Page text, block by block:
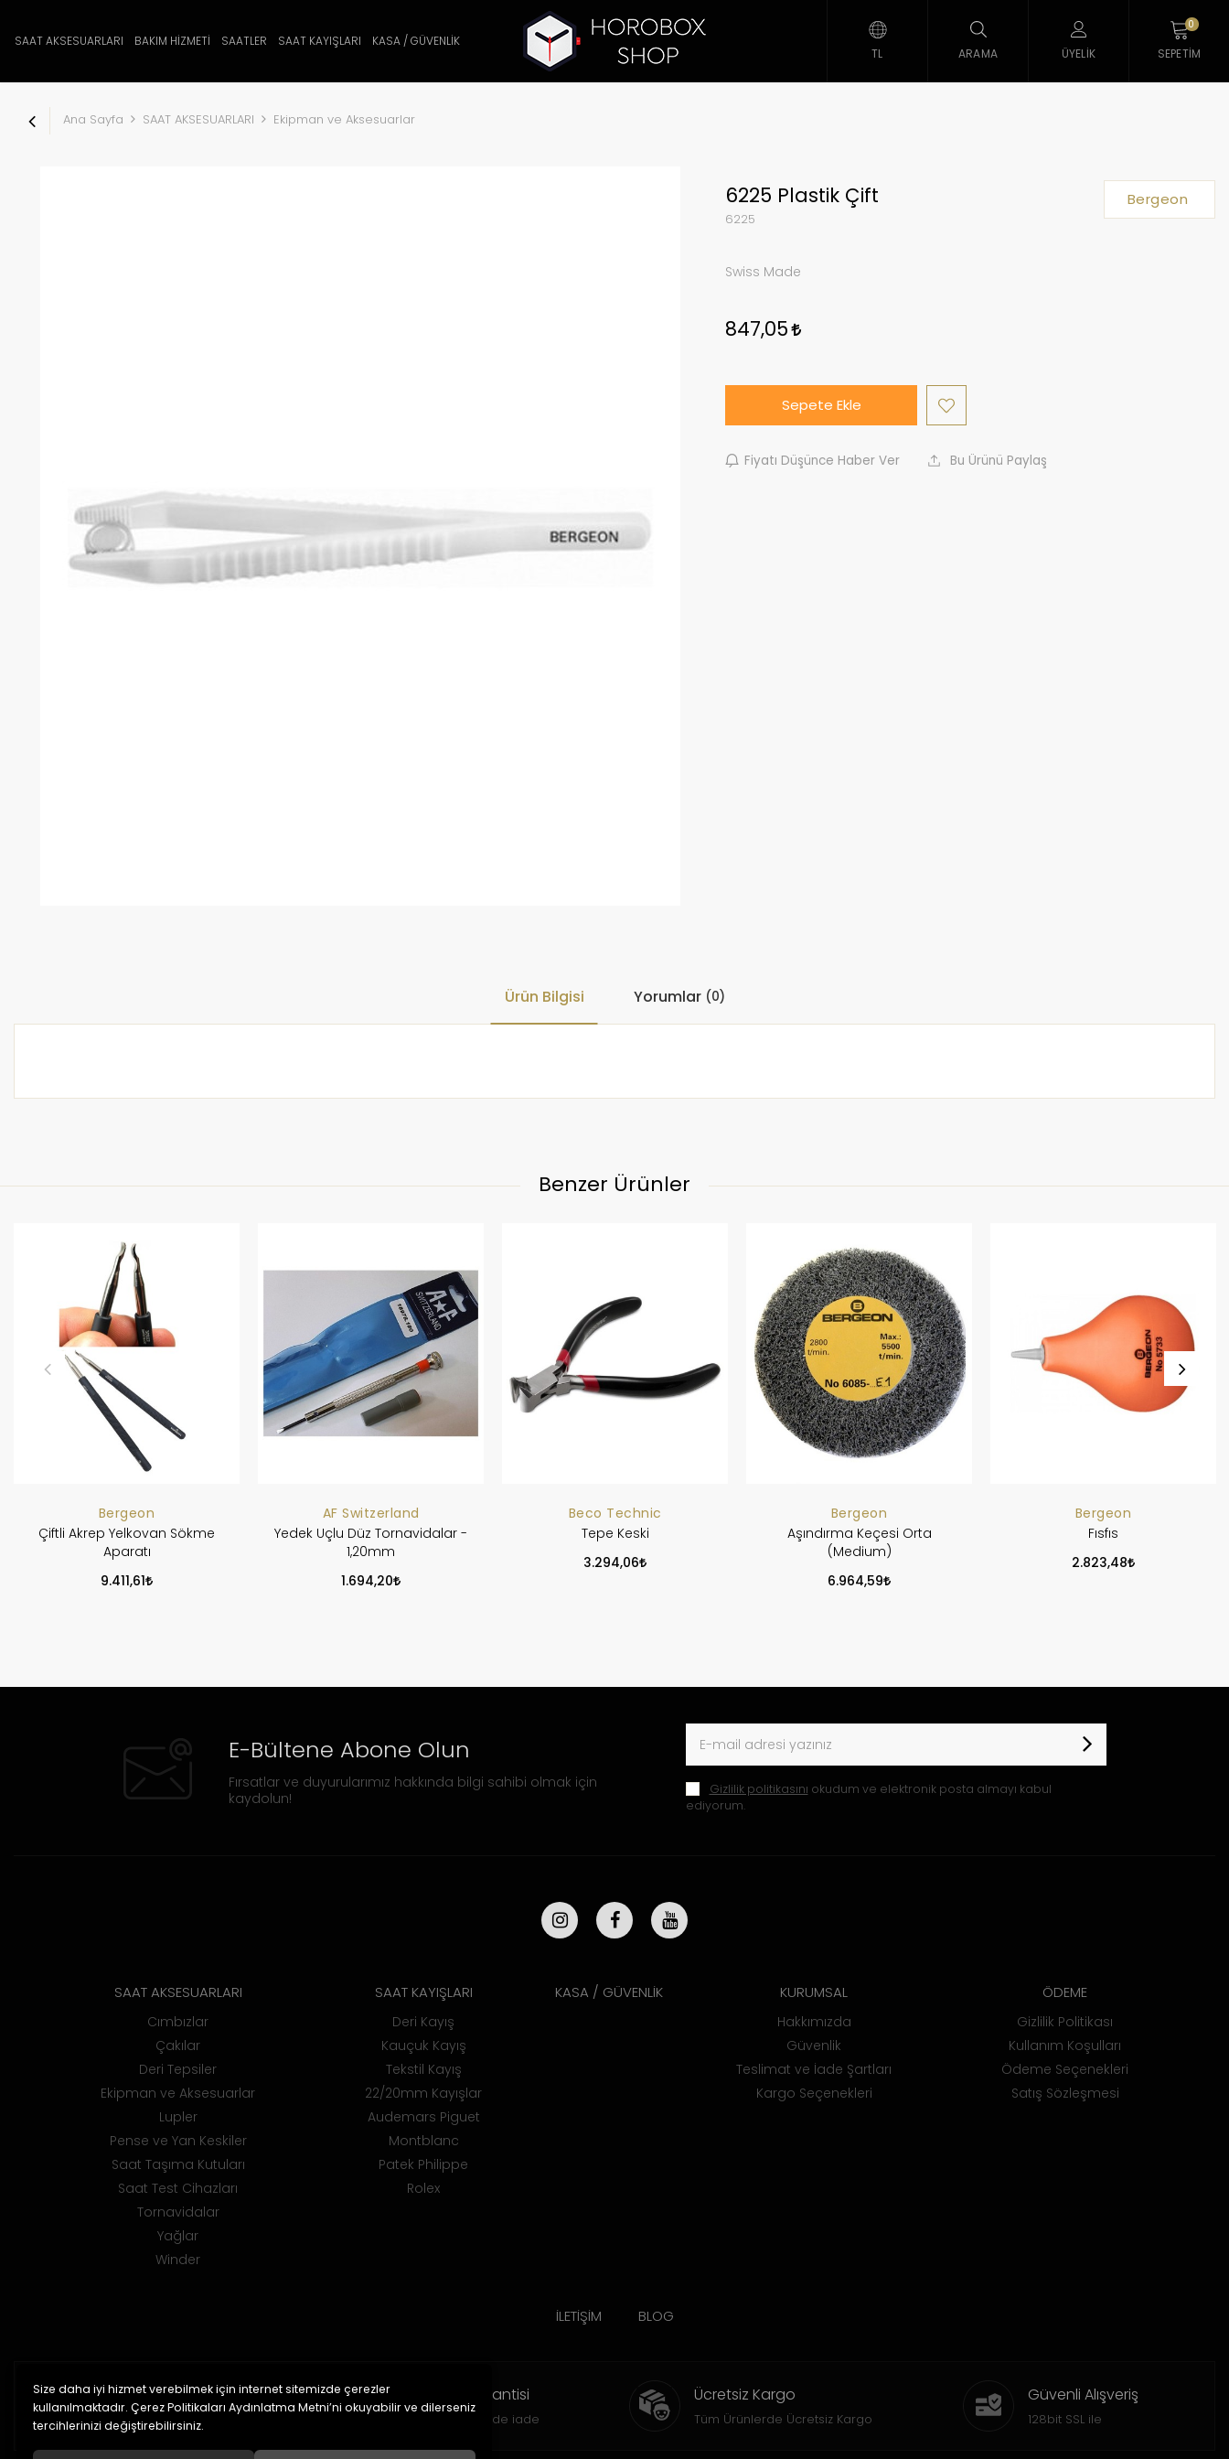
SAAT AKSESUARLARI BAKIM HİZMETİ SAATLER SAAT KAYIŞLARI
KASA / GÜVENLİK
TL
ARAMA ÜYELIK
0
SEPETIM
Ana Sayfa SAAT AKSESUARLARI Ekipman ve Aksesuarlar
Bergeon
6225 Plastik Çift
6225
Swiss Made
847,05
Sepete Ekle
Fiyatı Düşünce Haber Ver Bu Ürünü Paylaş
Ürün Bilgisi Yorumlar (0)
Benzer Ürünler
Bergeon
Çiftli Akrep Yelkovan Sökme
Aparatı
9.411,61
AF Switzerland
Yedek Uçlu Düz Tornavidalar -
1,20mm
1.694,20
Beco Technic
Tepe Keski
3.294,06
Bergeon
Aşındırma Keçesi Orta
(Medium)
6.964,59
Bergeon
Fısfıs
2.823,48
E-Bültene Abone Olun
Fırsatlar ve duyurularımız hakkında bilgi sahibi olmak için
kaydolun!
Gizlilik politikasını okudum ve elektronik posta almayı kabul
ediyorum.
SAAT AKSESUARLARI
Cımbızlar
Çakılar
Deri Tepsiler
Ekipman ve Aksesuarlar
Lupler
Pense ve Yan Keskiler
Saat Taşıma Kutuları
Saat Test Cihazları
Tornavidalar
Yağlar
Winder
SAAT KAYIŞLARI
Deri Kayış
Kauçuk Kayış
Tekstil Kayış
22/20mm Kayışlar
Audemars Piguet
Montblanc
Patek Philippe
Rolex
KASA / GÜVENLİK KURUMSAL
Hakkımızda
Güvenlik
Teslimat ve İade Şartları
Kargo Seçenekleri
ÖDEME
Gizlilik Politikası
Kullanım Koşulları
Ödeme Seçenekleri
Satış Sözleşmesi
İLETİŞİM BLOG
%100 Orijinal Ürün
2 yıl garanti
İade Garantisi
15 gün içinde iade
Ücretsiz Kargo
Tüm Ürünlerde Ücretsiz Kargo
Güvenli Alışveriş
128bit SSL ile
Size daha iyi hizmet verebilmek için internet sitemizde çerezler
kullanılmaktadır. Çerez Politikaları Aydınlatma Metni’ni okuyabilir ve dilerseniz
tercihlerinizi değiştirebilirsiniz.